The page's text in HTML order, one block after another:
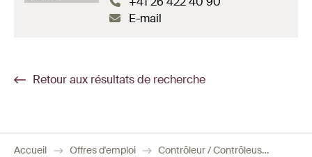
E-mail
Retour aux résultats de recherche
Accueil Offres d'emploi Contrôleur / Contrôleuse de gestion